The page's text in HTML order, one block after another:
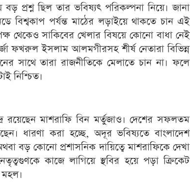
প্রশ্ন ছিল তার ভবিষ্যৎ পরিকল্পনা নিয়ে। জানা
বিশ্বকাপ পর্যন্ত মাঠের লড়াইয়ে থাকতে চান এই
থেকেও সাকিবের খেলার বিষয়ে কোনো বাধা নেই
ফখরুল ইসলাম আলমগীরসহ শীর্ষ নেতারা বিভিন্ন
সাথে তারা রাজনীতিকে মেলাতে চান না। ফলে
নিশ্চিত।
রয়েছেন মাশরাফি বিন মর্তুজাও। দেশের সফলতম
ধারণা করা হচ্ছে, অদূর ভবিষ্যতে বাংলাদেশ
বড় কোনো প্রশাসনিক দায়িত্বে মাশরাফিকে দেখা
কাজে লাগিয়ে স্থবির হয়ে পড়া ক্রিকেট
মহল।